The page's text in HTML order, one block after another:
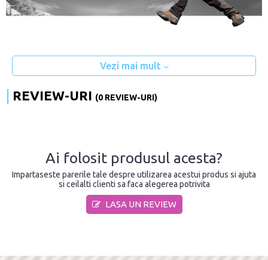
Vezi mai mult
REVIEW-URI (0 REVIEW-URI)
Ai folosit produsul acesta?
Impartaseste parerile tale despre utilizarea acestui produs si ajuta
si ceilalti clienti sa faca alegerea potrivita
LASA UN REVIEW